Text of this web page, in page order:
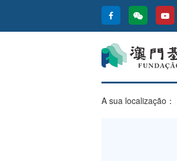
A sua localização：